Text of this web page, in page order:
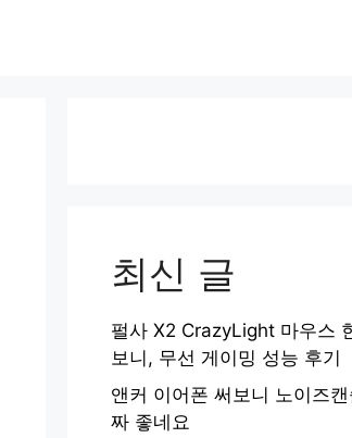
최신 글
펄사 X2 CrazyLight 마우스
보니, 무선 게이밍 성능 후기
앤커 이어폰 써보니 노이즈
짜 좋네요